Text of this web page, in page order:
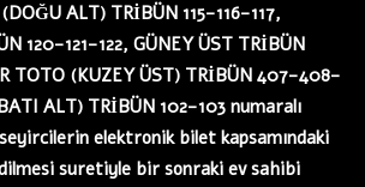
ALT) TRİBÜN 115-116-117,
120-121-122, GÜNEY ÜST TRİBÜN
TOTO (KUZEY ÜST) TRİBÜN 407-408-
ALT) TRİBÜN 102-103 numaralı
elektronik bilet kapsamındaki
suretiyle bir sonraki ev sahibi